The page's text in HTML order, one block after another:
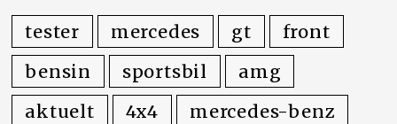
tester mercedes gt
front
bensin
sportsbil
amg
aktuelt
4x4
mercedes-benz